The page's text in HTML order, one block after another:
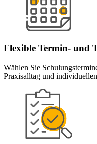
Flexible Termin- und
Wählen Sie
Praxisalltag und